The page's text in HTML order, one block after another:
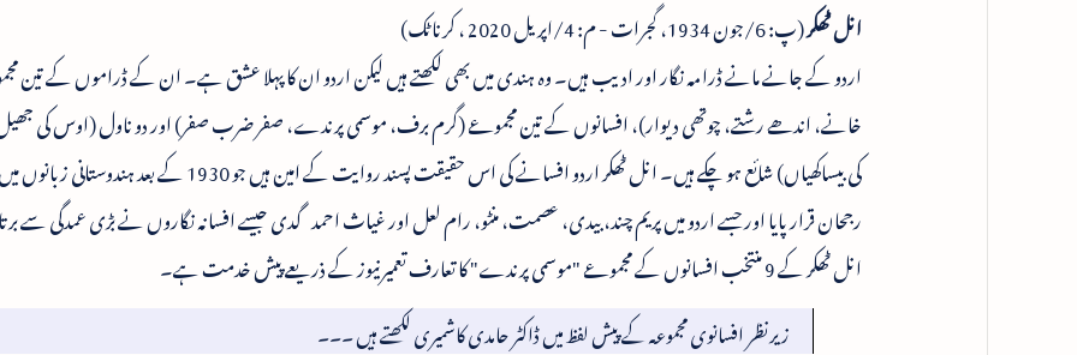
انل ٹھکر(پ: 6/جون 1934، گجرات - م: 4/اپریل 2020 ، کرناٹک)
اردو کے جانے مانے ڈرامہ نگار اور ادیب ہیں۔ وہ ہندی میں بھی لکھتے ہیں لیکن اردو ان کا پہلا عشق ہے۔ ان کے ڈراموں کے تین
خانے، اندھے رشتے، چوتھی دیوار)، افسانوں کے تین مجموعے (گرم برف، موسمی پرندے، صفر ضرب صفر) اور دو ناول (اوس کی
کی بیساکھیاں) شائع ہو چکے ہیں۔ انل ٹھکر اردو افسانے کی اس حقیقت پسند روایت کے امین ہیں جو 1930 کے
رجحان قرار پایا اور جسے اردو میں پریم چند، بیدی، عصمت، منٹو، رام لعل اور غیاث احمد گدی جیسے افسانہ نگاروں نے بڑی عمدگی سے
انل ٹھکر کے 9 منتخب افسانوں کے مجموعے "موسمی پرندے" کا تعارف تعمیرنیوز کے ذریعے پیش خدمت ہے۔
زیرنظر افسانوی مجموعہ کے پیش لفظ میں ڈاکٹر حامدی کاشمیری لکھتے ہیں ۔۔۔